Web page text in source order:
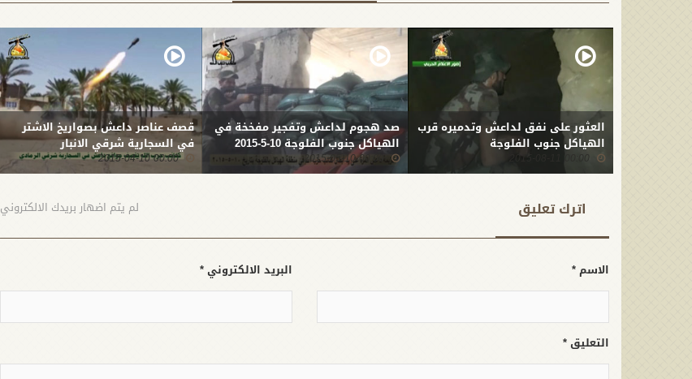
العثور على نفق لداعش وتدميره قرب
الهياكل جنوب الفلوجة
00:00 2015-08-11
صد هجوم لداعش وتفجير مفخخة في
الهياكل جنوب الفلوجة 10-5-2015
00:00 2015-05-10
قصف عناصر داعش بصواريخ الاشتر
في السجارية شرقي الانبار
00:00 2015-04-10
اترك تعلیق لم يتم اضهار بريدك الالكتروني
الاسم * البريد الالكتروني *
التعليق *